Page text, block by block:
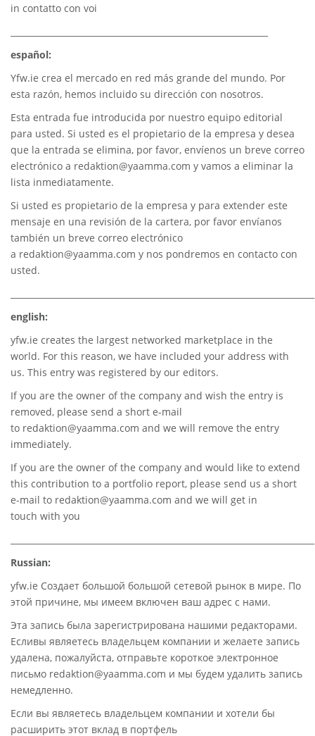
in contatto con voi
español:
Yfw.ie crea el mercado en red más grande del mundo. Por
esta razón, hemos incluido su dirección con nosotros.
Esta entrada fue introducida por nuestro equipo editorial
para usted. Si usted es el propietario de la empresa y desea
que la entrada se elimina, por favor, envíenos un breve correo
electrónico a redaktion@yaamma.com y vamos a eliminar la
lista inmediatamente.
Si usted es propietario de la empresa y para extender este
mensaje en una revisión de la cartera, por favor envíanos
también un breve correo electrónico
a redaktion@yaamma.com y nos pondremos en contacto con
usted.
english:
yfw.ie creates the largest networked marketplace in the
world. For this reason, we have included your address with
us. This entry was registered by our editors.
If you are the owner of the company and wish the entry is
removed, please send a short e-mail
to redaktion@yaamma.com and we will remove the entry
immediately.
If you are the owner of the company and would like to extend
this contribution to a portfolio report, please send us a short
e-mail to redaktion@yaamma.com and we will get in
touch with you
Russian:
yfw.ie Создает большой большой сетевой рынок в мире. По
этой причине, мы имеем включен ваш адрес с нами.
Эта запись была зарегистрирована нашими редакторами.
Есливы являетесь владельцем компании и желаете запись
удалена, пожалуйста, отправьте короткое электронное
письмо redaktion@yaamma.com и мы будем удалить запись
немедленно.
Если вы являетесь владельцем компании и хотели бы
расширить этот вклад в портфель